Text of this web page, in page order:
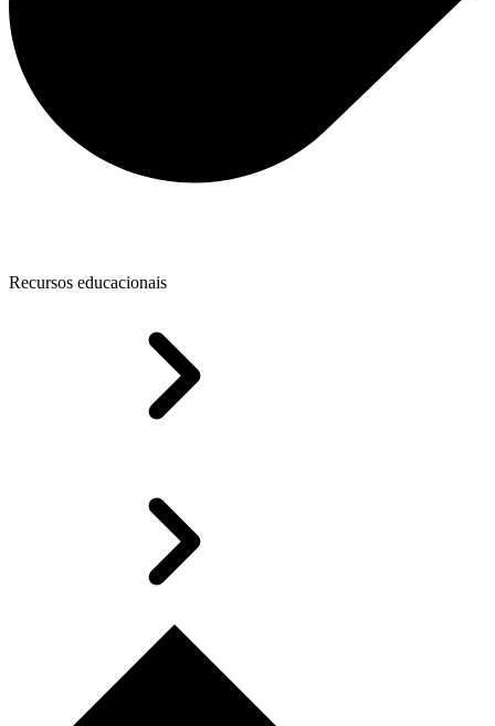
Recursos educacionais